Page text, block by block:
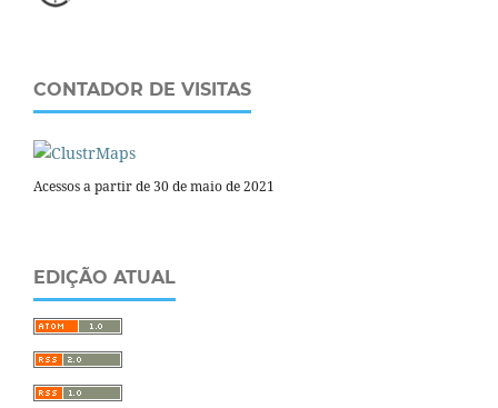
CONTADOR DE VISITAS
Acessos a partir de 30 de maio de 2021
EDIÇÃO ATUAL